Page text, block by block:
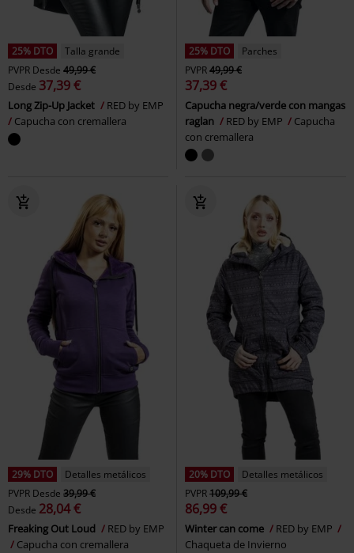
25% DTO
Talla grande
PVPR Desde 49,99 €
Desde 37,39 €
Long Zip-Up Jacket
RED by EMP
Capucha con cremallera
25% DTO
Parches
PVPR49,99 €
37,39 €
Capucha negra/verde con mangas
raglan
RED by EMP
Capucha
con cremallera
29% DTO
Detalles metálicos
PVPR Desde 39,99 €
Desde 28,04 €
Freaking Out Loud
RED by EMP
Capucha con cremallera
20% DTO
Detalles metálicos
PVPR109,99 €
86,99 €
Winter can come
RED by EMP
Chaqueta de Invierno